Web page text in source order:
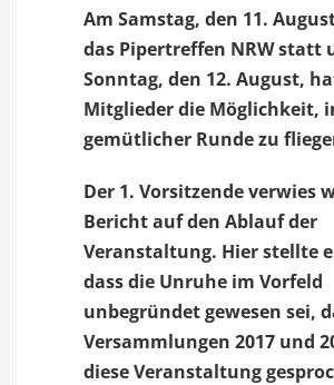
Am Samstag, den 11.
das Pipertreffen NRW statt
Sonntag, den 12. August,
Mitglieder die Möglichkeit,
gemütlicher Runde zu
Der 1. Vorsitzende verwies
Bericht auf den Ablauf der
Veranstaltung. Hier stellte
dass die Unruhe im Vorfeld
unbegründet gewesen sei,
Versammlungen 2017 und
diese Veranstaltung